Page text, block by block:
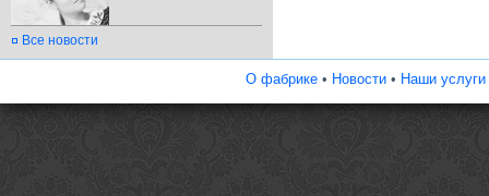
Все новости
О фабрике• Новости• Наши услуги